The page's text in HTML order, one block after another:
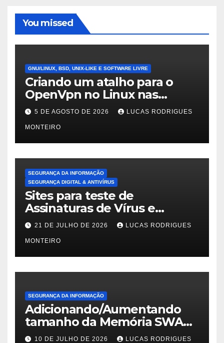
You missed
GNU/LINUX, BSD, UNIX-LIKE E SOFTWARE LIVRE
Criando um atalho para o
OpenVpn no Linux nas
distros Debian, ubuntu e
Mint Linux
5 DE AGOSTO DE 2026 LUCAS RODRIGUES
MONTEIRO
SEGURANÇA DA INFORMAÇÃO
SEGURANÇA DIGITAL & ANTIVÍRUS
Sites para teste de
Assinaturas de Vírus e
Malwares
21 DE JULHO DE 2026 LUCAS RODRIGUES
MONTEIRO
SEGURANÇA DA INFORMAÇÃO
Adicionando/Aumentando
tamanho da Memória SWAP
no PfSense 2.8
10 DE JULHO DE 2026 LUCAS RODRIGUES